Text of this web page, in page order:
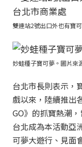
雙連站2號出口外也有寶
妙蛙種子寶可夢。圖片來
台北市長則表示，
戲以來，陸續推出
GO》的抓寶熱潮
台北成為本活動亞
可夢大遊行、見面